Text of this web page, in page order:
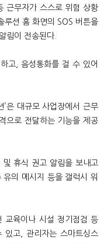
근무자가 스스로 위험 상황
루션 홈 화면의 SOS 버튼을
림이 전송된다.
고, 음성통화를 걸 수 있어
’은 대규모 사업장에서 근무
으로 전달하는 기능을 제공
휴식 권고 알림을 보내고
의 메시지 등을 갤럭시 워
교육이나 시설 정기점검 등
있고, 관리자는 스마트싱스